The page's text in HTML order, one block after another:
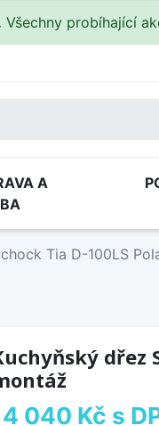
Všechny probíhající
A
Tia D-100LS
dřez
040 Kč s